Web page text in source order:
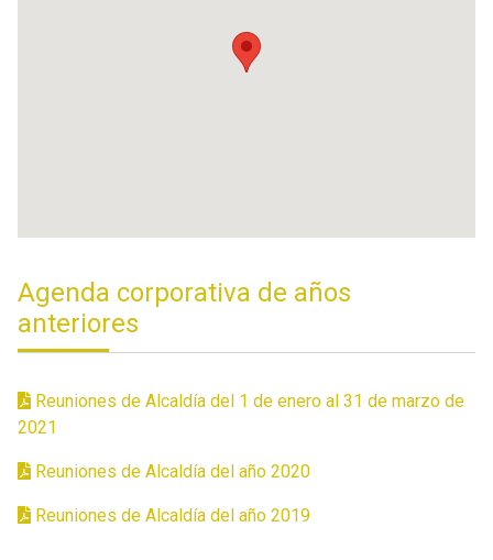
Agenda corporativa de años
anteriores
Reuniones de Alcaldía del 1 de enero al 31 de marzo de
2021
Reuniones de Alcaldía del año 2020
Reuniones de Alcaldía del año 2019